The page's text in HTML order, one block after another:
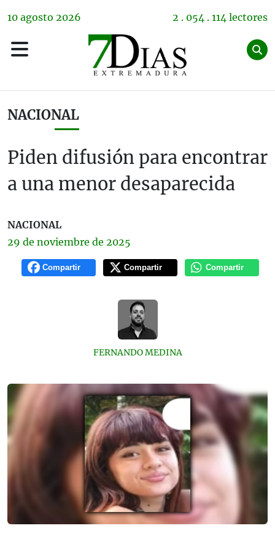
10 agosto 2026 2 . 054 . 114 lectores
NACIONAL
Piden difusión para encontrar
a una menor desaparecida
NACIONAL
29 de noviembre de 2025
Compartir Compartir Compartir
FERNANDO MEDINA